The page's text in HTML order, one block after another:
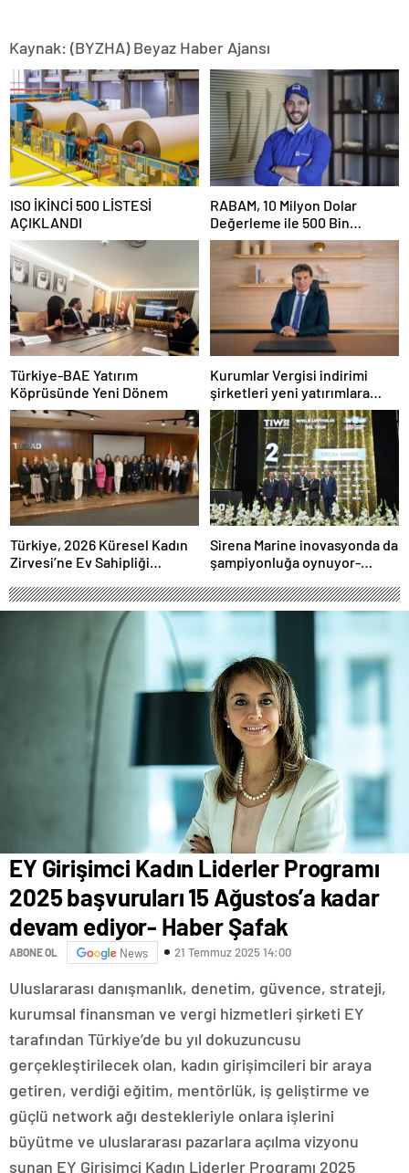
Kaynak: (BYZHA) Beyaz Haber Ajansı
ISO İKİNCİ 500 LİSTESİ
AÇIKLANDI
RABAM, 10 Milyon Dolar
Değerleme ile 500 Bin
Dolarlık Yatırım Aldı
Türkiye-BAE Yatırım
Köprüsünde Yeni Dönem
Kurumlar Vergisi indirimi
şirketleri yeni yatırımlara
yönlendirecek
Türkiye, 2026 Küresel Kadın
Zirvesi’ne Ev Sahipliği
Sirena Marine inovasyonda da
şampiyonluğa oynuyor-
EY Girişimci Kadın Liderler Programı
2025 başvuruları 15 Ağustos’a kadar
devam ediyor- Haber Şafak
ABONE OL News 21 Temmuz 2025 14:00
Uluslararası danışmanlık, denetim, güvence, strateji,
kurumsal finansman ve vergi hizmetleri şirketi EY
tarafından Türkiye’de bu yıl dokuzuncusu
gerçekleştirilecek olan, kadın girişimcileri bir araya
getiren, verdiği eğitim, mentörlük, iş geliştirme ve
güçlü network ağı destekleriyle onlara işlerini
büyütme ve uluslararası pazarlara açılma vizyonu
sunan EY Girişimci Kadın Liderler Programı 2025